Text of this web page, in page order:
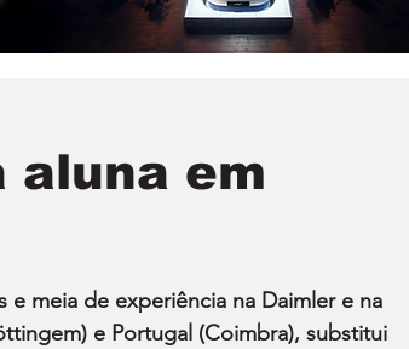
aluna em
e meia de experiência na Daimler e na
e Portugal (Coimbra), substitui